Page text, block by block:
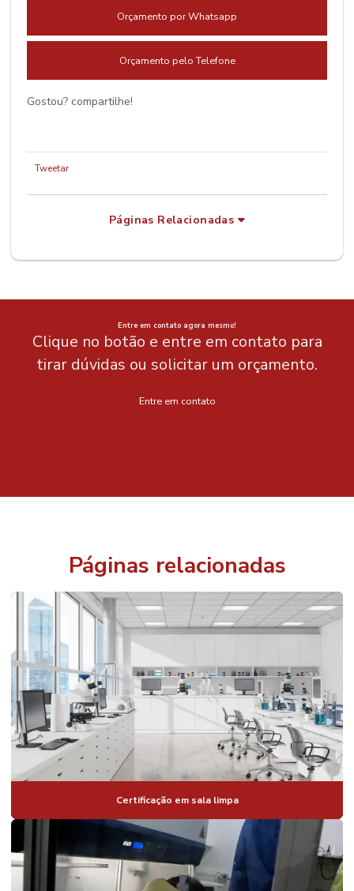
Orçamento por Whatsapp
Orçamento pelo Telefone
Gostou? compartilhe!
Tweetar
Páginas Relacionadas
Entre em contato agora mesmo!
Clique no botão e entre em contato para
tirar dúvidas ou solicitar um orçamento.
Entre em contato
Páginas relacionadas
Certificação em sala limpa